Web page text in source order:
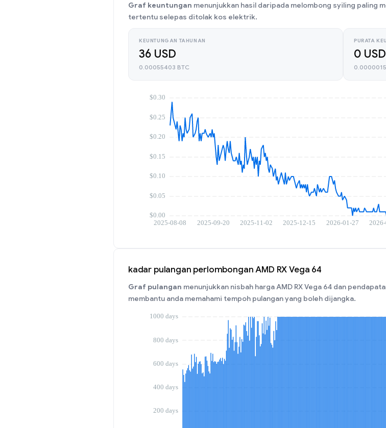
Graf keuntungan menunjukkan hasil daripada melombong syiling paling
tertentu selepas ditolak kos elektrik.
KEUNTUNGAN TAHUNAN
36 USD
0.00055403 BTC
PURATA
0 USD
kadar pulangan perlombongan AMD RX Vega 64
Graf pulangan menunjukkan nisbah harga AMD RX Vega 64 dan
membantu anda memahami tempoh pulangan yang boleh dijangka.